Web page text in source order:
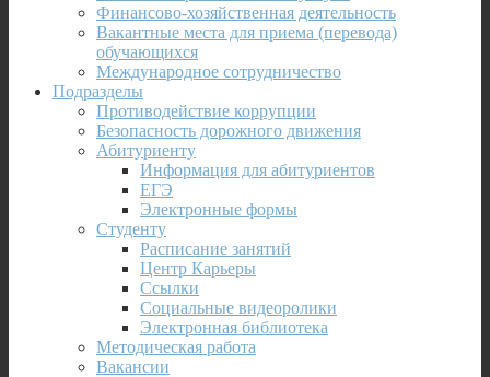
Финансово-хозяйственная деятельность
Вакантные места для приема (перевода)
обучающихся
Международное сотрудничество
Подразделы
Противодействие коррупции
Безопасность дорожного движения
Абитуриенту
Информация для абитуриентов
ЕГЭ
Электронные формы
Студенту
Расписание занятий
Центр Карьеры
Ссылки
Социальные видеоролики
Электронная библиотека
Методическая работа
Вакансии